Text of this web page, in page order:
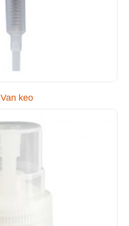
Van keo